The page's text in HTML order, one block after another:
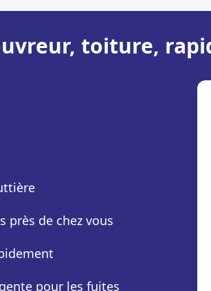
toiture,
près de chez vous
pour les fuites